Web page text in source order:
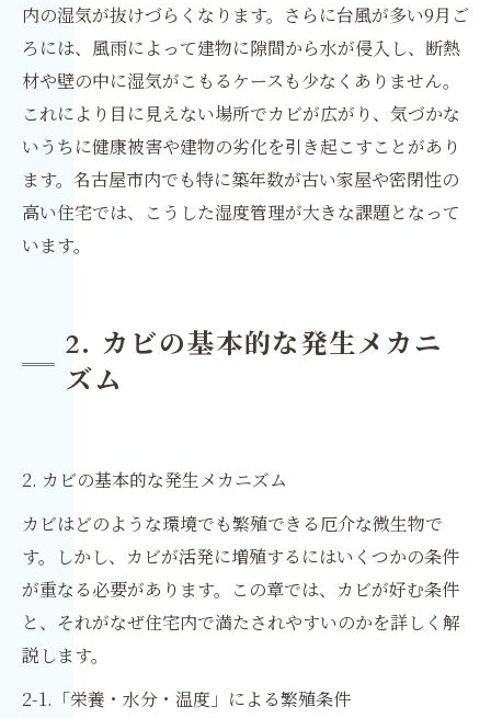
内の湿気が抜けづらくなります。さらに台風が多い9月ご
ろには、風雨によって建物に隙間から水が侵入し、断熱
材や壁の中に湿気がこもるケースも少なくありません。
これにより目に見えない場所でカビが広がり、気づかな
いうちに健康被害や建物の劣化を引き起こすことがあり
ます。名古屋市内でも特に築年数が古い家屋や密閉性の
高い住宅では、こうした湿度管理が大きな課題となって
います。
2. カビの基本的な発生メカニ
ズム
2. カビの基本的な発生メカニズム
カビはどのような環境でも繁殖できる厄介な微生物で
す。しかし、カビが活発に増殖するにはいくつかの条件
が重なる必要があります。この章では、カビが好む条件
と、それがなぜ住宅内で満たされやすいのかを詳しく解
説します。
2-1.「栄養・水分・温度」による繁殖条件